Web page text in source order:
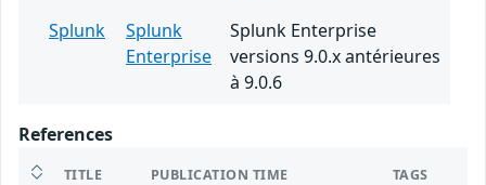
Splunk
Splunk
Enterprise
Splunk Enterprise
versions 9.0.x antérieures
à 9.0.6
References
TITLE PUBLICATION TIME TAGS